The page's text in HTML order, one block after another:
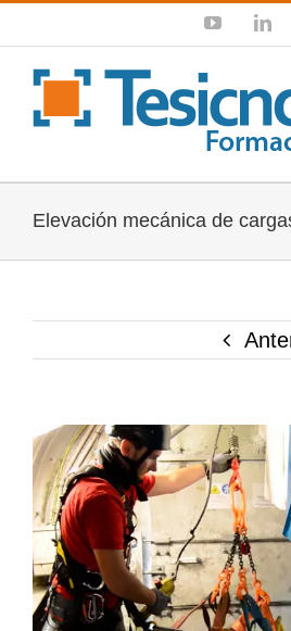
al
contenido
YouTube
Elevación mecánica de
Ver
imagen
más
grande